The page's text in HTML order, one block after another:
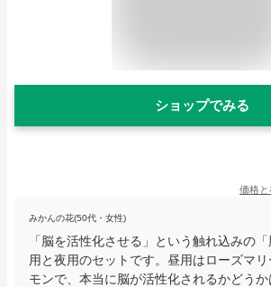
ショップでみる
価格と
みかんの花(50代・女性)
「脳を活性化させる」という触れ込みの
用と夜用のセットです。昼用はローズマ
モンで、本当に脳が活性化されるかどう